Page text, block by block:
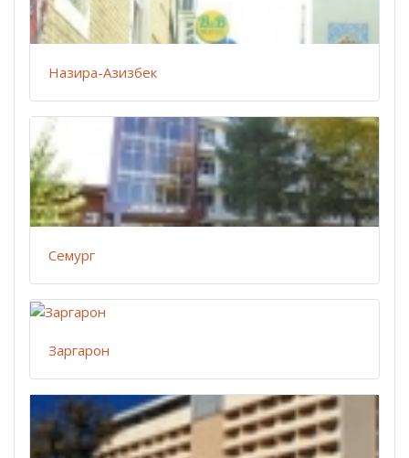
Назира-Азизбек
Семург
Заргарон